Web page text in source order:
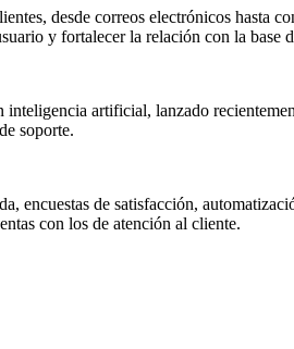
desde correos electrónicos hasta
y fortalecer la relación con la base
artificial, lanzado
soporte.
encuestas de satisfacción,
con los de atención al cliente.